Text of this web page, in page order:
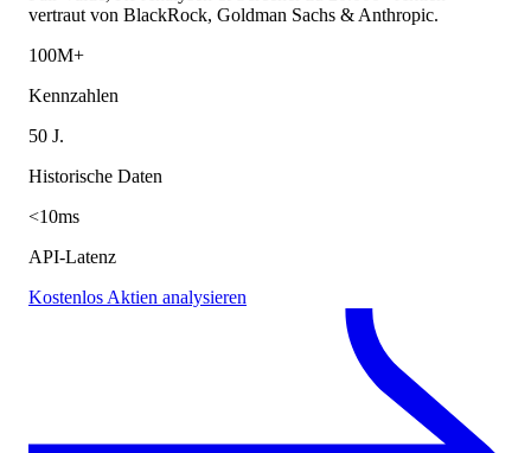
vertraut von BlackRock, Goldman Sachs & Anthropic.
100M+
Kennzahlen
50 J.
Historische Daten
<10ms
API-Latenz
Kostenlos Aktien analysieren